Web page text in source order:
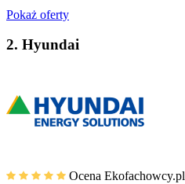
Pokaż oferty
2. Hyundai
Ocena Ekofachowcy.pl